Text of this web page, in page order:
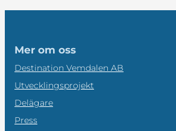
Mer om oss
Destination Vemdalen AB
Utvecklingsprojekt
Delägare
Press